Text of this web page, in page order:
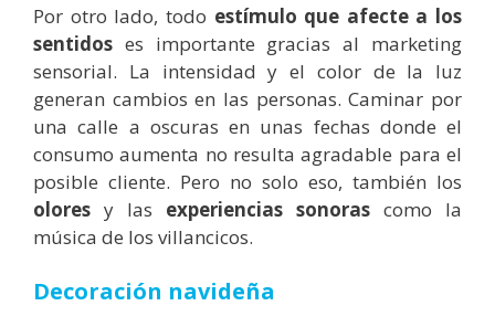
Por otro lado, todo estímulo que afecte a los
sentidos es importante gracias al marketing
sensorial. La intensidad y el color de la luz
generan cambios en las personas. Caminar por
una calle a oscuras en unas fechas donde el
consumo aumenta no resulta agradable para el
posible cliente. Pero no solo eso, también los
olores y las experiencias sonoras como la
música de los villancicos.
Decoración navideña